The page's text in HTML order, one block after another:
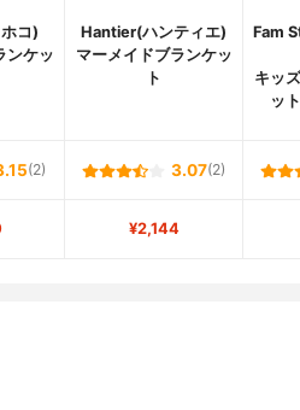
コ)
ンケッ
Hantier(ハンティエ)
マーメイドブランケッ
ト
Fam
キッ
ッ
(2) 3.07(2)
¥2,144